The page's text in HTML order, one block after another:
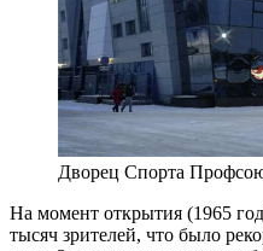
Дворец Спорта
На момент открытия (1965
тысяч зрителей, что было